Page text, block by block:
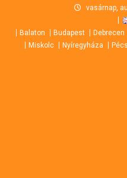
content
vasárnap,
Balaton Budapest Debrecen
Miskolc
Nyíregyháza Pécs